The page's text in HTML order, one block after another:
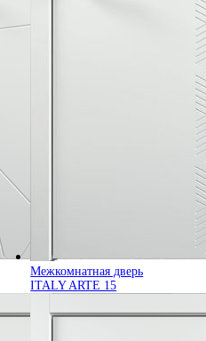
Межкомнатная дверь
ITALY ARTE 15